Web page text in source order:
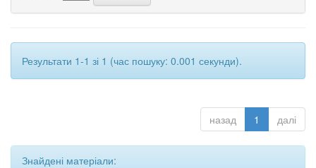
Результати 1-1 зі 1 (час пошуку: 0.001 секунди).
назад 1 далі
Знайдені матеріали: